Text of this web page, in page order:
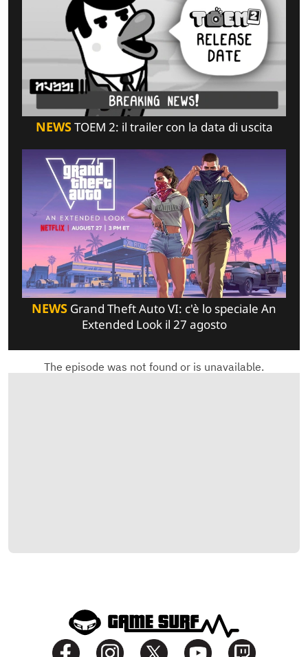
NEWSTOEM 2: il trailer con la data di uscita
NEWS Grand Theft Auto VI: c'è lo speciale An
Extended Look il 27 agosto